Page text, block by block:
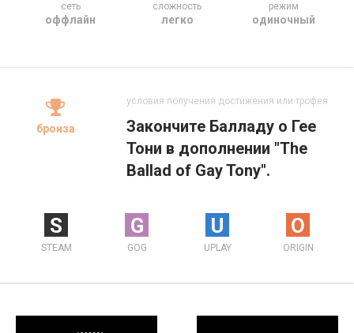
сеть
оффлайн
сложность
легко
режим
одиночный
бронза
условия получения достижения или трофея
Закончите Балладу о Гее
Тони в дополнении "The
Ballad of Gay Tony".
S
STEAM
G
GOG
U
UPLAY
O
ORIGIN